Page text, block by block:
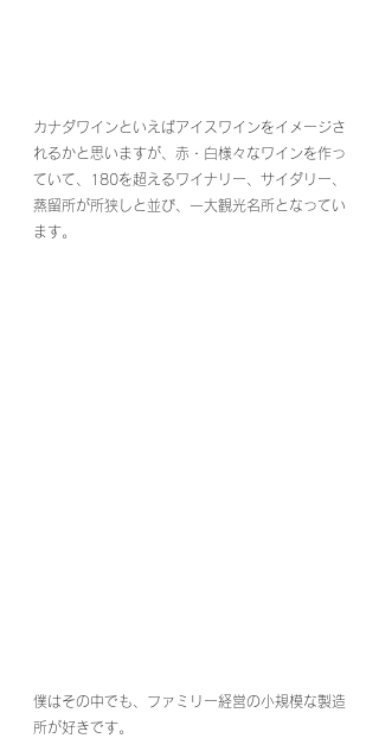
カナダワインといえばアイスワインをイメージさ
れるかと思いますが、赤・白様々なワインを作っ
ていて、180を超えるワイナリー、サイダリー、
蒸留所が所狭しと並び、一大観光名所となってい
ます。
僕はその中でも、ファミリー経営の小規模な製造
所が好きです。